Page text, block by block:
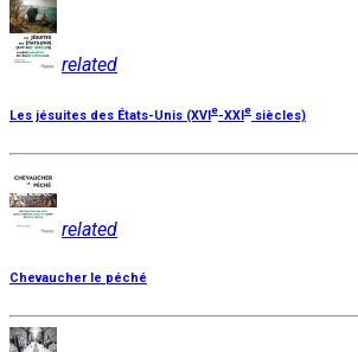
related
Les jésuites des États-Unis (XVI e-XXI e siècles)
related
Chevaucher le péché